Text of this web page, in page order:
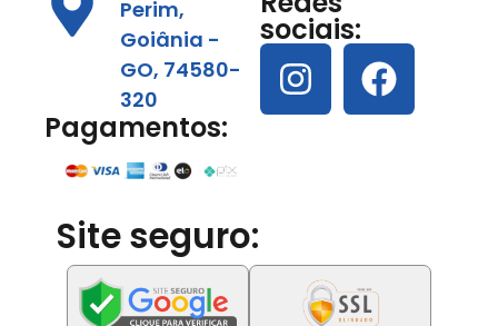
Perim,
Goiânia -
GO, 74580-
320
Pagamentos:
sociais:
Site seguro: